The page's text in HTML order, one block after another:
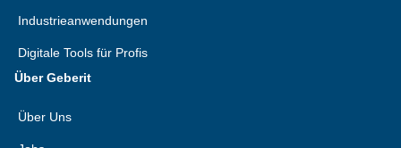
Industrieanwendungen
Digitale Tools für Profis
Über Geberit
Über Uns